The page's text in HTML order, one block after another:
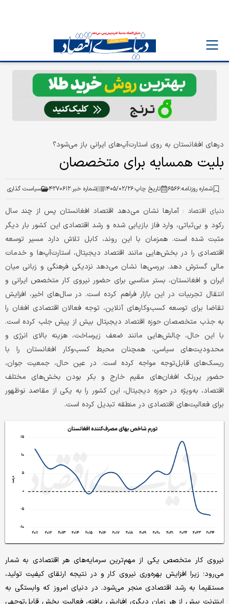
درهای افغانستان به روی استارت‌آپ‌های ایرانی باز می‌شود؟
بلیت همسایه برای متخصصان
شماره روزنامه:۶۵۶۶ تاریخ چاپ:۱۴۰۵/۰۲/۲۶ شماره خبر:۴۲۷۰۶۱۲ سیاست گذاری
دنیای اقتصاد : آمارها نشان می‌دهد اقتصاد افغانستان پس از چند سال
رکود و بی‌ثباتی، وارد فاز بازیابی شده و رشد اقتصادی این کشور بار دیگر
مثبت شده است. همزمان با این روند، کابل تلاش دارد مسیر توسعه
اقتصادی را در بخش‌هایی مانند اقتصاد دیجیتال، استارت‌آپ‌ها و خدمات
مالی گسترش دهد. بررسی‌ها نشان می‌دهد نزدیکی فرهنگی و زبانی میان
ایران و افغانستان، بستر مناسبی برای حضور نیروی کار متخصص ایرانی و
انتقال تجربیات در این بازار فراهم کرده است. در سال‌های اخیر، افزایش
تقاضا برای توسعه کسب‌وکارهای آنلاین، توجه فعالان اقتصادی افغان را
به جذب متخصصان حوزه اقتصاد دیجیتال بیش از پیش جلب کرده است.
با این حال، چالش‌هایی مانند ضعف زیرساخت، هزینه بالای انرژی و
محدودیت‌های سیاسی، همچنان محیط کسب‌وکار افغانستان را با
ریسک‌های قابل‌توجه مواجه کرده است. در عین حال، جمعیت جوان،
حضور پررنگ افغان‌های مقیم خارج و بکر بودن بخش‌های مختلف
اقتصاد، به‌ویژه در حوزه دیجیتال، این کشور را به یکی از مقاصد نوظهور
برای فعالیت‌های اقتصادی در منطقه تبدیل کرده است.
نیروی کار متخصص یکی از مهم‌ترین سرمایه‌های هر اقتصادی به شمار
می‌رود؛ زیرا افزایش بهره‌وری نیروی کار و در نتیجه ارتقای کیفیت تولید،
مستقیما به رشد اقتصادی منجر می‌شود. در دنیای امروز که وابستگی به
اینترنت بیش از هر زمان دیگری افزایش یافته، فعالیت بخش قابل‌توجهی